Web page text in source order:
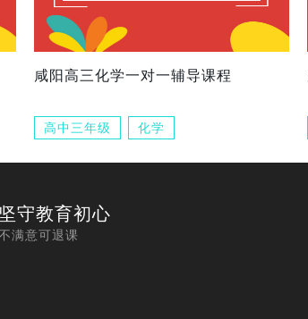
咸阳高三化学一对一辅导课程
高中三年级 化学
坚守教育初心
满意可退课